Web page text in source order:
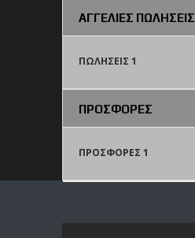
ΑΓΓΕΛΙΕΣ ΠΩΛΗΣΕΙΣ
ΠΩΛΗΣΕΙΣ 1
ΠΡΟΣΦΟΡΕΣ
ΠΡΟΣΦΟΡΕΣ 1